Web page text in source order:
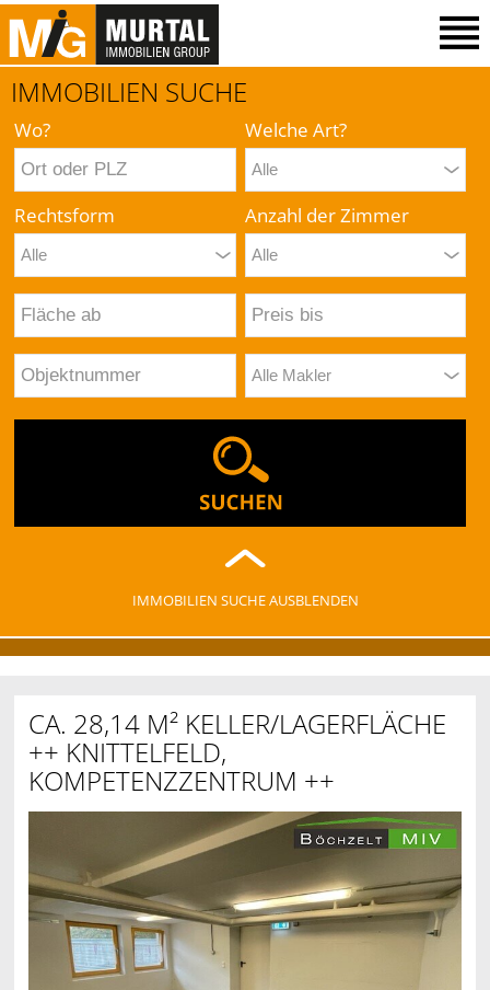
IMMOBILIEN SUCHE
Wo? Welche Art?
Rechtsform Anzahl der Zimmer
IMMOBILIEN SUCHE AUSBLENDEN
CA. 28,14 M² KELLER/LAGERFLÄCHE
++ KNITTELFELD,
KOMPETENZZENTRUM ++